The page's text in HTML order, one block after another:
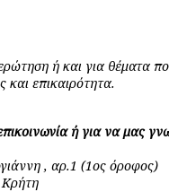
ή και για θέματα
και επικαιρότητα.
ή για να μας
, αρ.1 (1ος όροφος)